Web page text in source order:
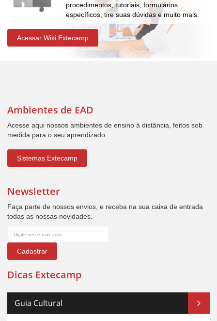
procedimentos, tutoriais, formulários
específicos, tire suas dúvidas e muito mais.
Acessar Wiki Extecamp
Ambientes de EAD
Acesse aqui nossos ambientes de ensino à distância, feitos sob
medida para o seu aprendizado.
Sistemas Extecamp
Newsletter
Faça parte de nossos envios, e receba na sua caixa de entrada
todas as nossas novidades.
Cadastrar
Dicas Extecamp
Guia Cultural